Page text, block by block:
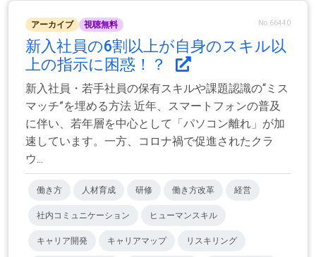
アーカイブ 視聴無料 No.66440
新入社員の6割以上が自身のスキル以
上の指示に困惑！？
新入社員・若手社員の保有スキルや課題認識の“ミス
マッチ”を埋める方法 近年、スマートフォンの普及
に伴い、若年層を中心として「パソコン離れ」が加
速しています。一方、コロナ禍で促進されたクラ
ウ...
働き方 人材育成 研修 働き方改革 経営
社内コミュニケーション ヒューマンスキル
キャリア開発 キャリアマップ リスキリング